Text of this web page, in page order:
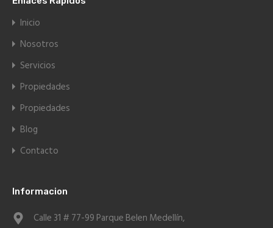
Inicio
Nosotros
Servicios
Propiedades
Propiedades
Blog
Contacto
Informacion
Calle 31 # 77-99 Parque Belen Medellín,